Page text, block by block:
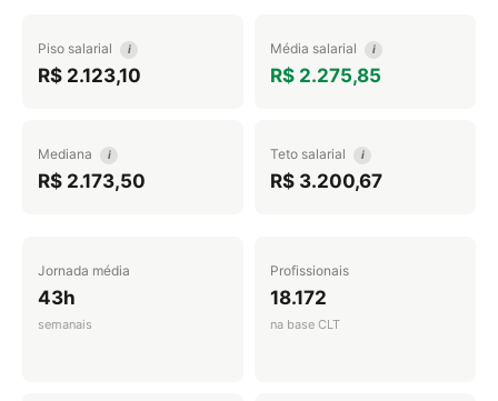
Piso salarial i
R$ 2.123,10
Média salarial i
R$ 2.275,85
Mediana i
R$ 2.173,50
Teto salarial i
R$ 3.200,67
Jornada média
43h
semanais
Profissionais
18.172
na base CLT